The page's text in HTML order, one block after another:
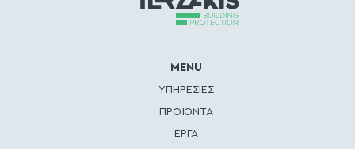
MENU
ΥΠΗΡΕΣΙΕΣ
ΠΡΟΪΟΝΤΑ
ΕΡΓΑ